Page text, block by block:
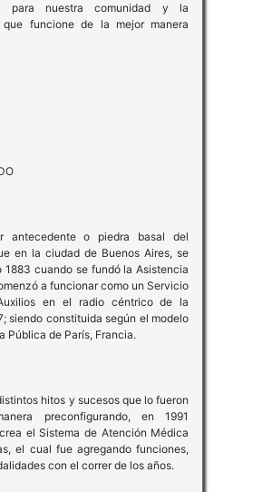
para nuestra comunidad y la
que funcione de la mejor manera
antecedente o piedra basal del
en la ciudad de Buenos Aires, se
1883 cuando se fundó la Asistencia
a funcionar como un Servicio
en el radio céntrico de la
siendo constituida según el modelo
Pública de París, Francia.
hitos y sucesos que lo fueron
preconfigurando, en 1991
el Sistema de Atención Médica
el cual fue agregando funciones,
con el correr de los años.